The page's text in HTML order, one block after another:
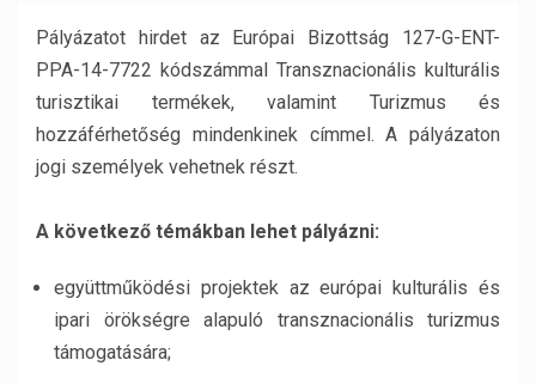
Pályázatot hirdet az Európai Bizottság 127-G-ENT-
PPA-14-7722 kódszámmal Transznacionális kulturális
turisztikai termékek, valamint Turizmus és
hozzáférhetőség mindenkinek címmel. A pályázaton
jogi személyek vehetnek részt.
A következő témákban lehet pályázni:
együttműködési projektek az európai kulturális és
ipari örökségre alapuló transznacionális turizmus
támogatására;